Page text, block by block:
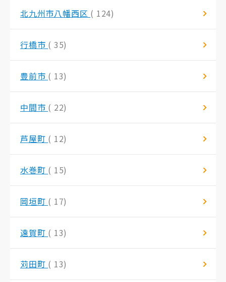
北九州市八幡西区 ( 124)
行橋市 ( 35)
豊前市 ( 13)
中間市 ( 22)
芦屋町 ( 12)
水巻町 ( 15)
岡垣町 ( 17)
遠賀町 ( 13)
苅田町 ( 13)